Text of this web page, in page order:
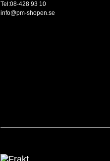
Tel:08-428 93 10
info@pm-shopen.se